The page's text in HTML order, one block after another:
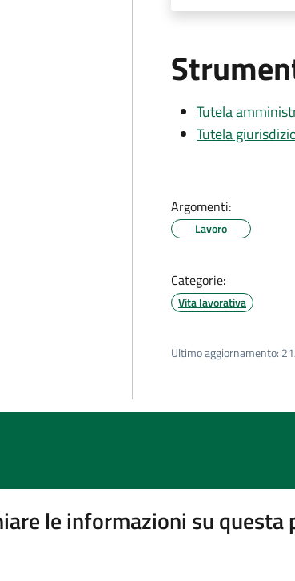
Tutela
Tutela
Argomenti:
Lavoro
Categorie:
Vita lavorativa
Ultimo aggiornamento:
le informazioni su questa